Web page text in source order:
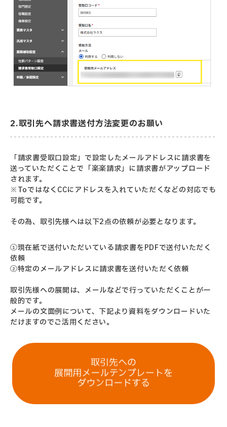
2.取引先へ請求書送付方法変更のお願い
「請求書受取口設定」で設定したメールアドレスに請求書を
送っていただくことで「楽楽請求」に請求書がアップロード
されます。
※ToではなくCCにアドレスを入れていただくなどの対応でも
可能です。
その為、取引先様へは以下2点の依頼が必要となります。
①現在紙で送付いただいている請求書をPDFで送付いただく
依頼
②特定のメールアドレスに請求書を送付いただく依頼
取引先様への展開は、メールなどで行っていただくことが一
般的です。
メールの文面例について、下記より資料をダウンロードいた
だけますのでご活用ください。